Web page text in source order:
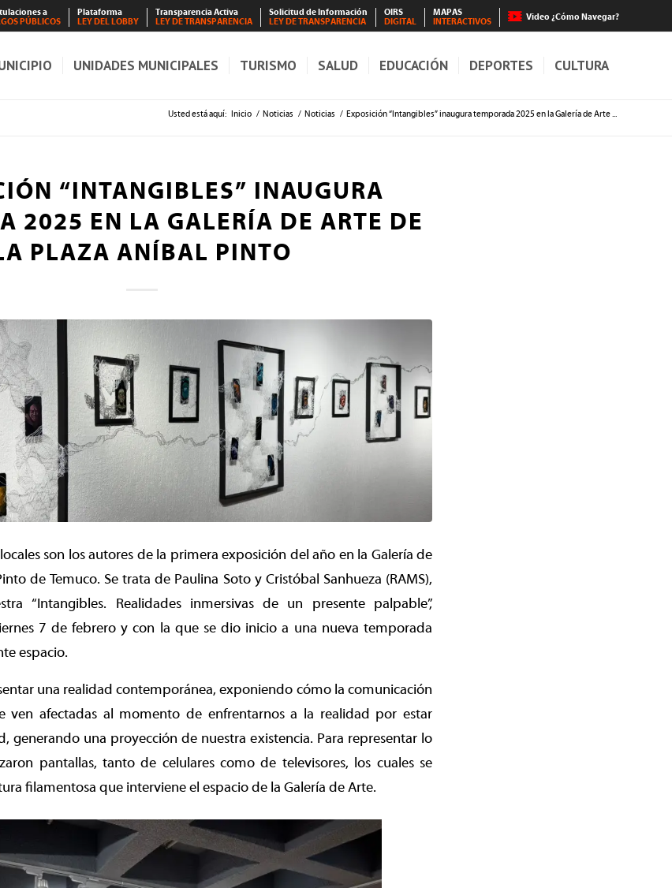
a
PÚBLICOS
Plataforma
LEY DEL LOBBY
Transparencia Activa
LEY DE TRANSPARENCIA
Solicitud de Información
LEY DE TRANSPARENCIA
OIRS
DIGITAL
MAPAS
INTERACTIVOS
Video ¿Cómo Navegar?
UNIDADES MUNICIPALES TURISMO SALUD EDUCACIÓN DEPORTES CULTURA
Usted está aquí: Inicio / Noticias / Noticias / Exposición “Intangibles” inaugura temporada 2025 en la Galería de Arte ...
“INTANGIBLES” INAUGURA
2025 EN LA GALERÍA DE ARTE DE
PLAZA ANÍBAL PINTO
son los autores de la primera exposición del año en la Galería de
de Temuco. Se trata de Paulina Soto y Cristóbal Sanhueza (RAMS),
“Intangibles. Realidades inmersivas de un presente palpable”,
7 de febrero y con la que se dio inicio a una nueva temporada
espacio.
una realidad contemporánea, exponiendo cómo la comunicación
ven afectadas al momento de enfrentarnos a la realidad por estar
generando una proyección de nuestra existencia. Para representar lo
pantallas, tanto de celulares como de televisores, los cuales se
filamentosa que interviene el espacio de la Galería de Arte.